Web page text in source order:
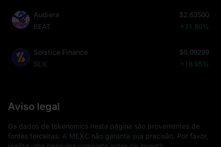
Audiera
BEAT
$2.63500
+31.80%
Solstice Finance
SLX
$0.09299
+18.95%
Aviso legal
Os dados de tokenomics nesta página são provenientes de
fontes terceiras. A MEXC não garante sua precisão. Por favor,